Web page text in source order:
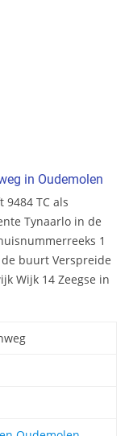
in Oudemolen
TC als
Tynaarlo in de
1
buurt Verspreide
Wijk 14 Zeegse in